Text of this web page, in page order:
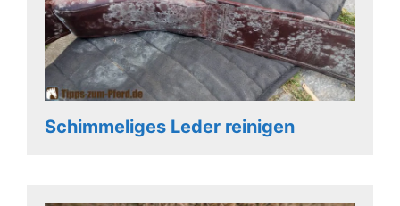
Schimmeliges Leder reinigen